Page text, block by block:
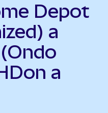
Depot
a
a